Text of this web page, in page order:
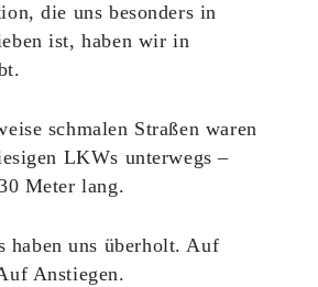
die uns besonders in
ist, haben wir in
schmalen Straßen waren
LKWs unterwegs –
Meter lang.
haben uns überholt. Auf
Anstiegen.